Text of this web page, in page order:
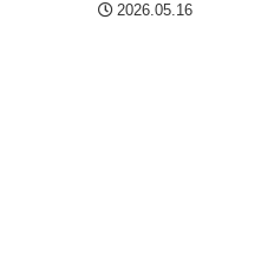
2026.05.16